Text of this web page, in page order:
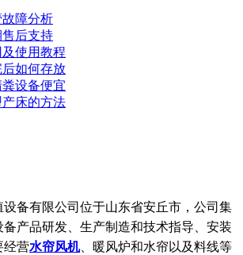
障分析
后支持
使用教程
如何存放
设备便宜
床的方法
有限公司位于山东省安丘市，公司集
备产品研发、生产制造和技术指导、安装
经营水帘风机、暖风炉和水帘以及料线等